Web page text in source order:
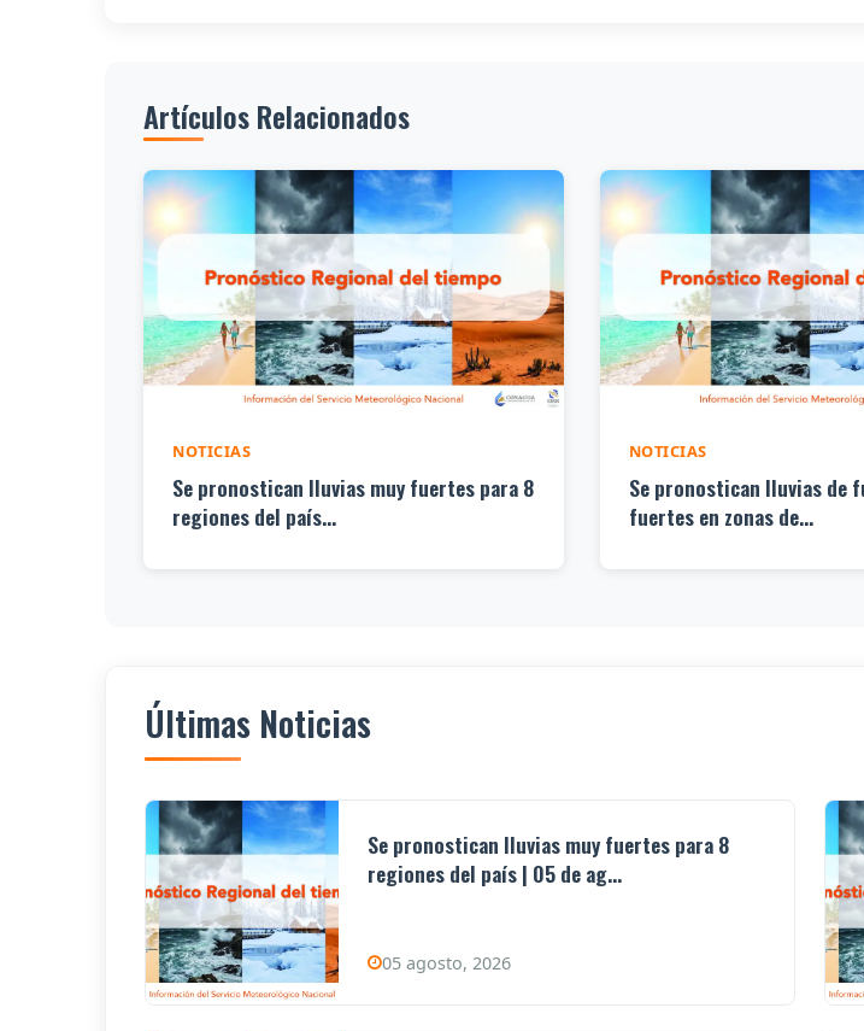
Artículos Relacionados
NOTICIAS
Se pronostican lluvias muy fuertes para 8
regiones del país...
NOTICIAS
Se pronostican lluvias de
fuertes en zonas de...
Últimas Noticias
Se pronostican lluvias muy fuertes para 8
regiones del país | 05 de ag...
05 agosto, 2026